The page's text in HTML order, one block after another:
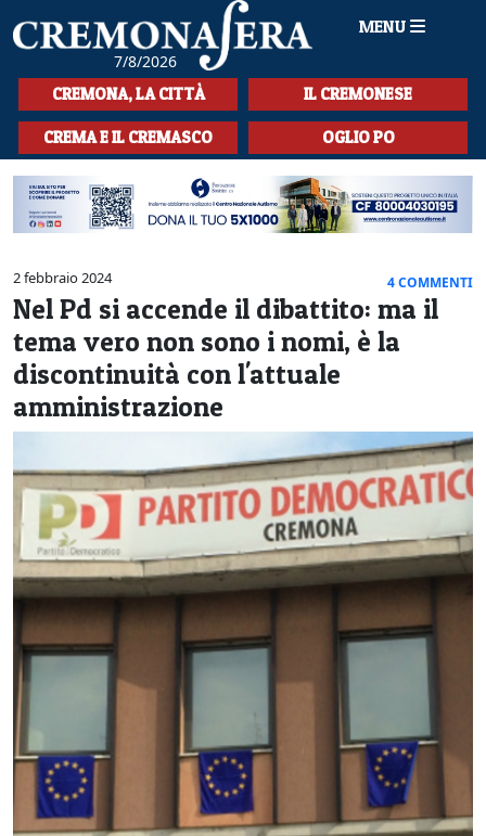
7/8/2026
MENU
HOME
CRONACA
SPORT
LA MUSICA
CULTURA
LA STORIA
SPETTACOLI
L'EDITORIALE
CERCA
CREMONA, LA CITTÀ IL CREMONESE
CREMA E IL CREMASCO OGLIO PO
2 febbraio 2024 4 COMMENTI
Nel Pd si accende il dibattito: ma il
tema vero non sono i nomi, è la
discontinuità con l'attuale
amministrazione